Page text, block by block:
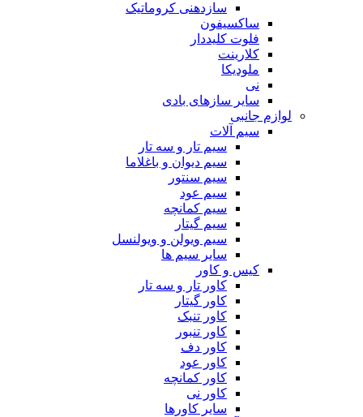
سازدهنی کروماتیک
ساکسیفون
فلوت کلیددار
کلارینت
ملودیکا
نی
سایر سازهای بادی
لوازم جانبی
سیم آلات
سیم تار و سه تار
سیم دیوان و باغلاما
سیم سنتور
سیم عود
سیم کمانچه
سیم گیتار
سیم ویولن و ویولنسل
سایر سیم ها
کیس و کاور
کاور تار و سه تار
کاور گیتار
کاور تنبک
کاور تنبور
کاور دف
کاور عود
کاور کمانچه
کاور نی
سایر کاورها